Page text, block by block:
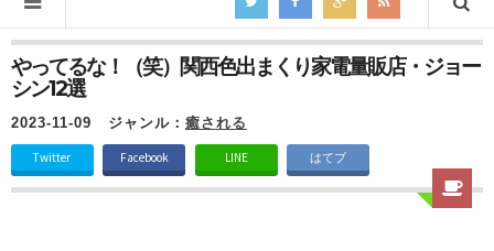
やってるな！（笑）関西色出まくり家電量販店・ジョー
シン12選
2023-11-09 ジャンル： 癒される
Twitter Facebook LINE はてブ